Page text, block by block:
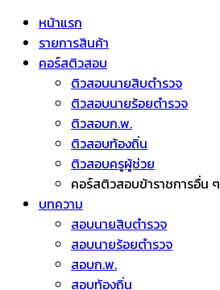
หน้าแรก
รายการสินค้า
คอร์สติวสอบ
ติวสอบนายสิบตำรวจ
ติวสอบนายร้อยตำรวจ
ติวสอบก.พ.
ติวสอบท้องถิ่น
ติวสอบครูผู้ช่วย
คอร์สติวสอบข้าราชการอื่น ๆ
บทความ
สอบนายสิบตำรวจ
สอบนายร้อยตำรวจ
สอบก.พ.
สอบท้องถิ่น